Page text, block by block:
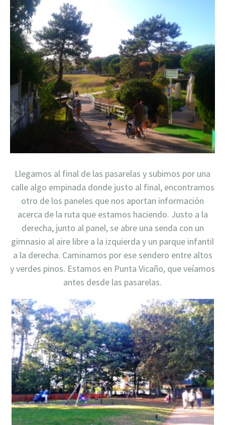
Llegamos al final de las pasarelas y subimos por una
calle algo empinada donde justo al final, encontramos
otro de los paneles que nos aportan información
acerca de la ruta que estamos haciendo. Justo a la
derecha, junto al panel, se abre una senda con un
gimnasio al aire libre a la izquierda y un parque infantil
a la derecha. Caminamos por ese sendero entre altos
y verdes pinos. Estamos en Punta Vicaño, que veíamos
antes desde las pasarelas.